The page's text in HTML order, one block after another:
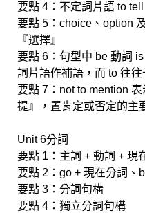
要點 4：不定詞片語 to
要點 5：choice、option
『選擇』
要點 6：句型中 be 動詞
詞片語作補語，而 to 往
要點 7：not to mention
提』，置肯定或否定的主
Unit 6分詞
要點 1：主詞 + 動詞 + 現
要點 2：go + 現在分詞、
要點 3：分詞句構
要點 4：獨立分詞句構